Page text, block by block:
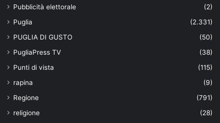
Pubblicità elettorale
(2)
Puglia
(2.331)
PUGLIA DI GUSTO
(50)
PugliaPress TV
(38)
Punti di vista
(115)
rapina
(9)
Regione
(791)
religione
(28)